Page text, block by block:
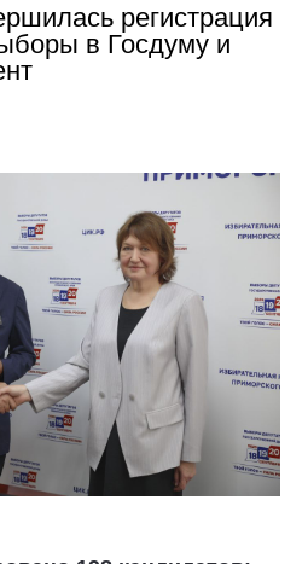
регистрация
в Госдуму и